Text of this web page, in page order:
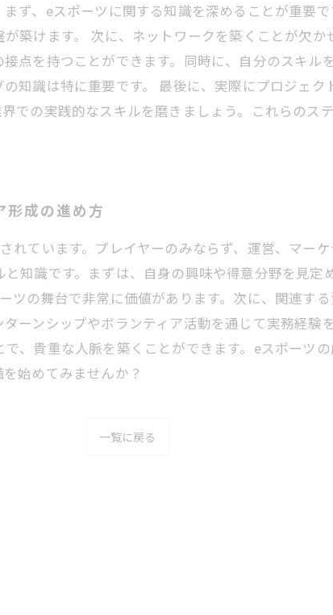
ず、eスポーツに関する知識を深めることが重要
築けます。 次に、ネットワークを築くことが欠
点を持つことができます。同時に、自分のスキル
知識は特に重要です。 最後に、実際にプロジェ
での実践的なスキルを磨きましょう。これらのス
形成の進め方
れています。プレイヤーのみならず、運営、マー
知識です。まずは、自身の興味や得意分野を見定
ツの舞台で非常に価値があります。次に、関連す
ーンシップやボランティア活動を通じて実務経験
、貴重な人脈を築くことができます。eスポーツ
始めてみませんか？
一覧に戻る